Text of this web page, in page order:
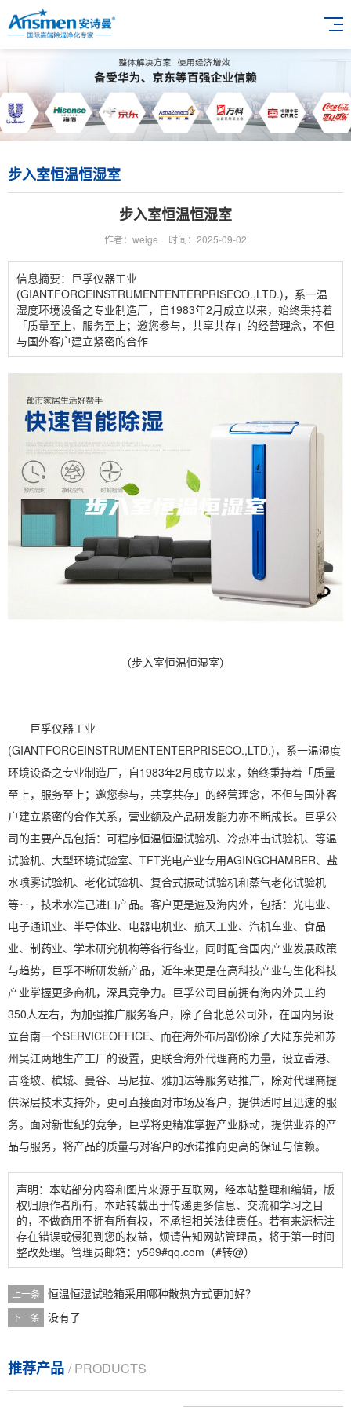
步入室恒温恒湿室
步入室恒温恒湿室
作者：weige 时间：2025-09-02
信息摘要：巨孚仪器工业
(GIANTFORCEINSTRUMENTENTERPRISECO.,LTD.)，系一温
湿度环境设备之专业制造厂，自1983年2月成立以来，始终秉持着
「质量至上，服务至上；邀您参与，共享共存」的经营理念，不但
与国外客户建立紧密的合作
（步入室恒温恒湿室）
巨孚仪器工业
(GIANTFORCEINSTRUMENTENTERPRISECO.,LTD.)，系一温湿度
环境设备之专业制造厂，自1983年2月成立以来，始终秉持着「质量
至上，服务至上；邀您参与，共享共存」的经营理念，不但与国外客
户建立紧密的合作关系，营业额及产品研发能力亦不断成长。巨孚公
司的主要产品包括：可程序恒温恒湿试验机、冷热冲击试验机、等温
试验机、大型环境试验室、TFT光电产业专用AGINGCHAMBER、盐
水喷雾试验机、老化试验机、复合式振动试验机和蒸气老化试验机
等‥，技术水准己进口产品。客户更是遍及海内外，包括：光电业、
电子通讯业、半导体业、 电器电机业、航天工业、汽机车业、食品
业、制药业、学术研究机构等各行各业，同时配合国内产业发展政策
与趋势，巨孚不断研发新产品，近年来更是在高科技产业与生化科技
产业掌握更多商机，深具竞争力。巨孚公司目前拥有海内外员工约
350人左右，为加强推广服务客户，除了台北总公司外，在国内另设
立台南一个SERVICEOFFICE、而在海外布局部份除了大陆东莞和苏
州吴江两地生产工厂的设置，更联合海外代理商的力量，设立香港、
吉隆坡、槟城、曼谷、马尼拉、雅加达等服务站推广，除对代理商提
供深层技术支持外，更可直接面对市场及客户，提供适时且迅速的服
务。面对新世纪的竞争，巨孚将更精准掌握产业脉动，提供业界的产
品与服务，将产品的质量与对客户的承诺推向更高的保证与信赖。
声明：本站部分内容和图片来源于互联网，经本站整理和编辑，版
权归原作者所有，本站转载出于传递更多信息、交流和学习之目
的，不做商用不拥有所有权，不承担相关法律责任。若有来源标注
存在错误或侵犯到您的权益，烦请告知网站管理员，将于第一时间
整改处理。管理员邮箱：y569#qq.com（#转@）
上一条 恒温恒湿试验箱采用哪种散热方式更加好？
下一条 没有了
推荐产品 / PRODUCTS